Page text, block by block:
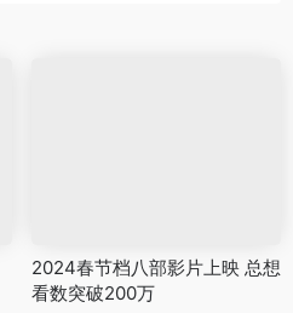
2024春节档八部影片上映 总想
看数突破200万